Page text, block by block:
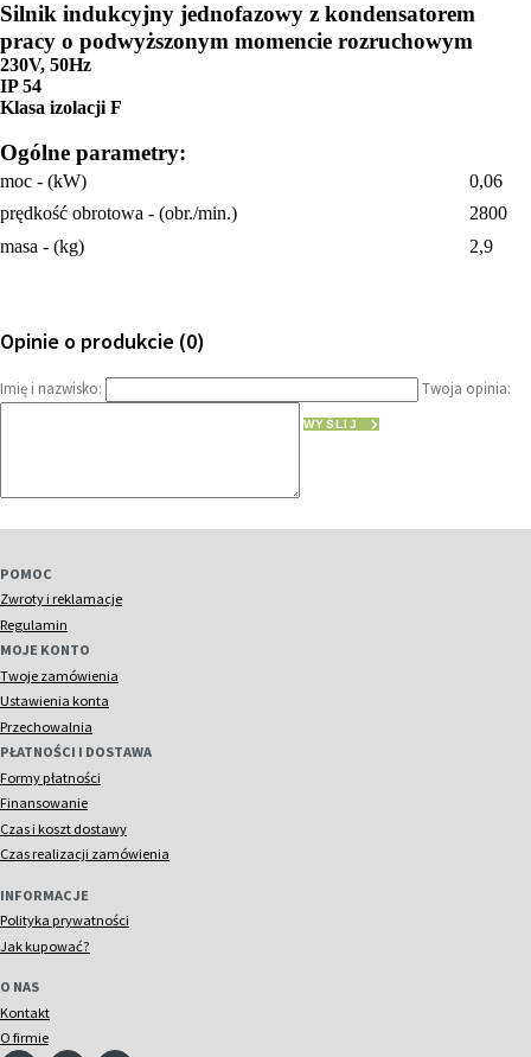
Silnik indukcyjny jednofazowy z kondensatorem
pracy o podwyższonym momencie rozruchowym
230V, 50Hz
IP 54
Klasa izolacji F
Ogólne parametry:
moc - (kW)
0,06
prędkość obrotowa - (obr./min.)
2800
masa - (kg)
2,9
Opinie o produkcie (0)
Imię i nazwisko: Twoja opinia:
WYŚLIJ
POMOC
Zwroty i reklamacje
Regulamin
MOJE KONTO
Twoje zamówienia
Ustawienia konta
Przechowalnia
PŁATNOŚCI I DOSTAWA
Formy płatności
Finansowanie
Czas i koszt dostawy
Czas realizacji zamówienia
INFORMACJE
Polityka prywatności
Jak kupować?
O NAS
Kontakt
O firmie